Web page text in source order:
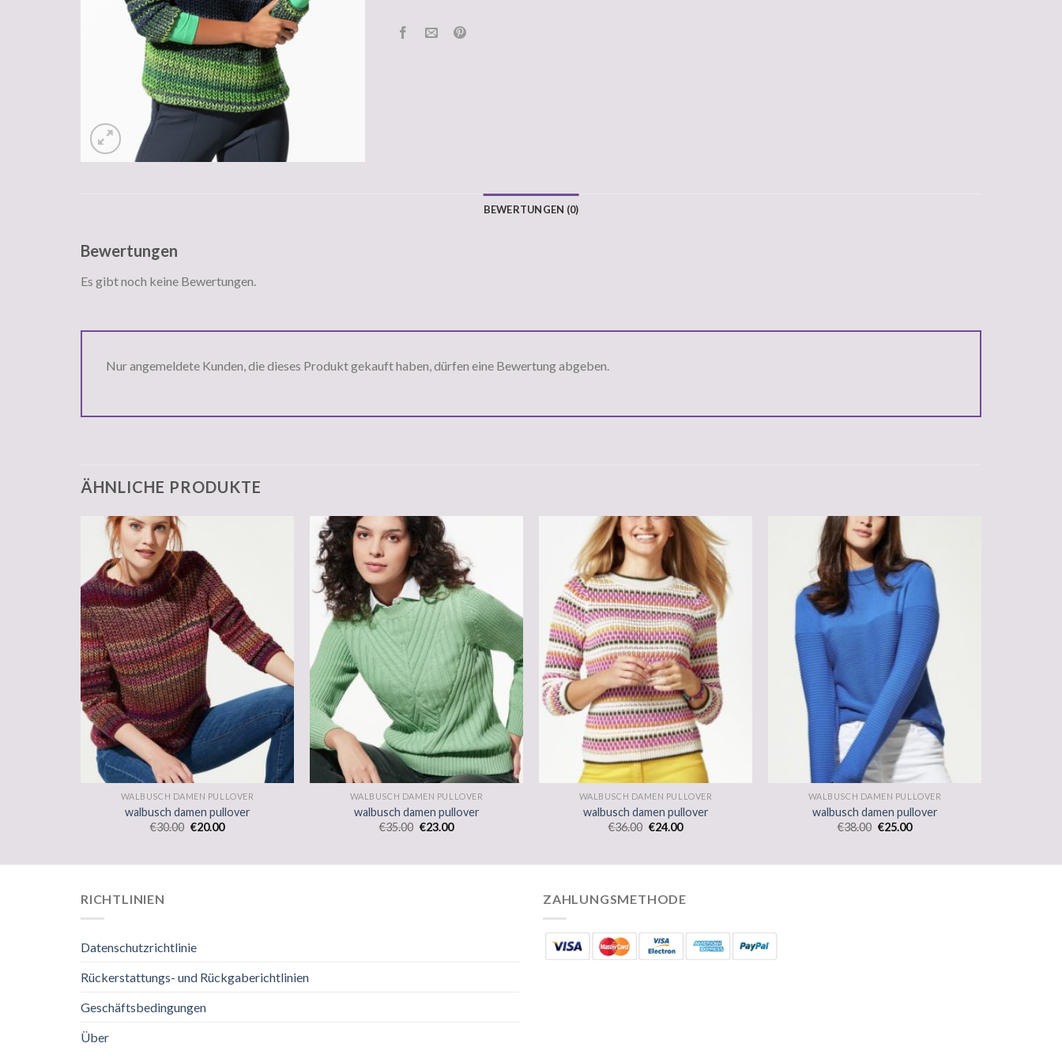
BEWERTUNGEN (0)
Bewertungen
Es gibt noch keine Bewertungen.
Nur angemeldete Kunden, die dieses Produkt gekauft haben, dürfen eine Bewertung abgeben.
ÄHNLICHE PRODUKTE
WALBUSCH DAMEN PULLOVER
walbusch damen pullover
€30.00 €20.00
WALBUSCH DAMEN PULLOVER
walbusch damen pullover
€35.00 €23.00
WALBUSCH DAMEN PULLOVER
walbusch damen pullover
€36.00 €24.00
WALBUSCH DAMEN PULLOVER
walbusch damen pullover
€38.00 €25.00
RICHTLINIEN
Datenschutzrichtlinie
Rückerstattungs- und Rückgaberichtlinien
Geschäftsbedingungen
Über
ZAHLUNGSMETHODE